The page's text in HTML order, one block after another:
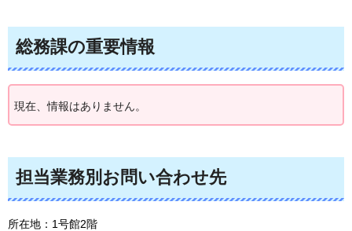
総務課の重要情報
現在、情報はありません。
担当業務別お問い合わせ先
所在地：1号館2階